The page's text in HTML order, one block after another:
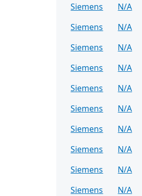
Siemens
N/A
Siemens
N/A
Siemens
N/A
Siemens
N/A
Siemens
N/A
Siemens
N/A
Siemens
N/A
Siemens
N/A
Siemens
N/A
Siemens
N/A